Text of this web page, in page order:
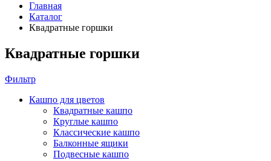
Главная
Каталог
Квадратные горшки
Квадратные горшки
Фильтр
Кашпо для цветов
Квадратные кашпо
Круглые кашпо
Классические кашпо
Балконные ящики
Подвесные кашпо